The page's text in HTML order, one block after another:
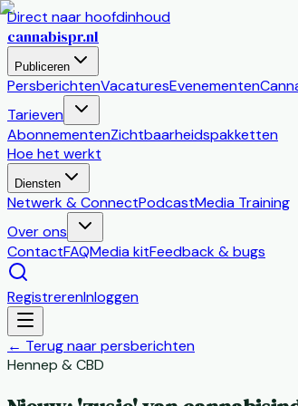
Direct naar hoofdinhoud
cannabispr.nl
Publiceren
PersberichtenVacaturesEvenementen
Tarieven
AbonnementenZichtbaarheidspakketten
Hoe het werkt
Diensten
Netwerk & ConnectPodcastMedia Training
Over ons
ContactFAQMedia kitFeedback & bugs
RegistrerenInloggen
← Terug naar persberichten
Hennep & CBD